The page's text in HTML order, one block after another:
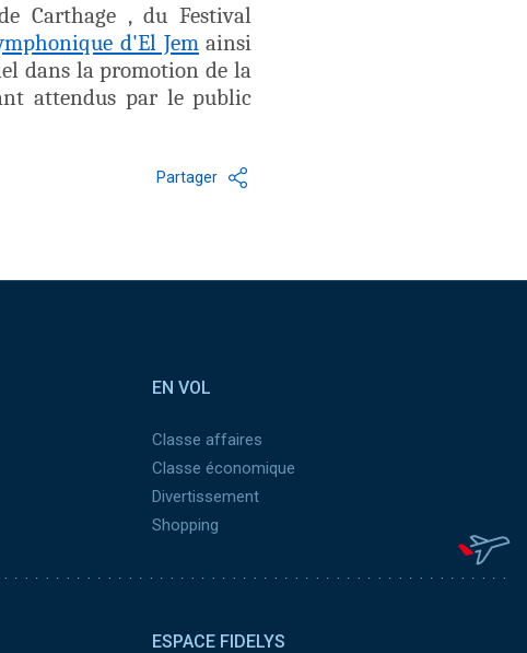
Carthage , du Festival
d'El Jemainsi
dans la promotion de la
attendus par le public
Partager
EN VOL
Classe affaires
Classe économique
Divertissement
Shopping
ESPACE FIDELYS